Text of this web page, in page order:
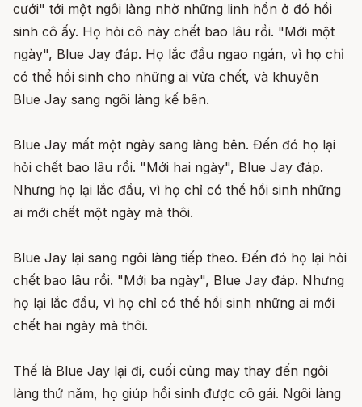
cưới" tới một ngôi làng nhờ những linh hồn ở đó hồi
sinh cô ấy. Họ hỏi cô này chết bao lâu rồi. "Mới một
ngày", Blue Jay đáp. Họ lắc đầu ngao ngán, vì họ chỉ
có thể hồi sinh cho những ai vừa chết, và khuyên
Blue Jay sang ngôi làng kế bên.
Blue Jay mất một ngày sang làng bên. Đến đó họ lại
hỏi chết bao lâu rồi. "Mới hai ngày", Blue Jay đáp.
Nhưng họ lại lắc đầu, vì họ chỉ có thể hồi sinh những
ai mới chết một ngày mà thôi.
Blue Jay lại sang ngôi làng tiếp theo. Đến đó họ lại hỏi
chết bao lâu rồi. "Mới ba ngày", Blue Jay đáp. Nhưng
họ lại lắc đầu, vì họ chỉ có thể hồi sinh những ai mới
chết hai ngày mà thôi.
Thế là Blue Jay lại đi, cuối cùng may thay đến ngôi
làng thứ năm, họ giúp hồi sinh được cô gái. Ngôi làng